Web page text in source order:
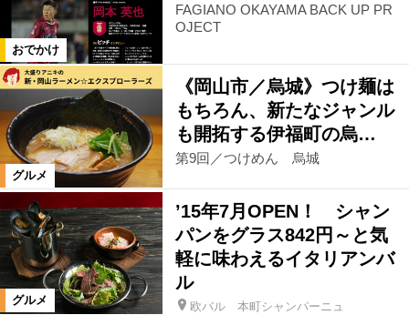
おでかけ
FAGIANO OKAYAMA BACK UP PR
OJECT
グルメ
《岡山市／烏城》つけ麺は
もちろん、新たなジャンル
も開拓する伊福町の烏…
第9回／つけめん 烏城
グルメ
’15年7月OPEN！ シャン
パンをグラス842円～と気
軽に味わえるイタリアンバ
ル
欧バル 本町シャンパーニュ